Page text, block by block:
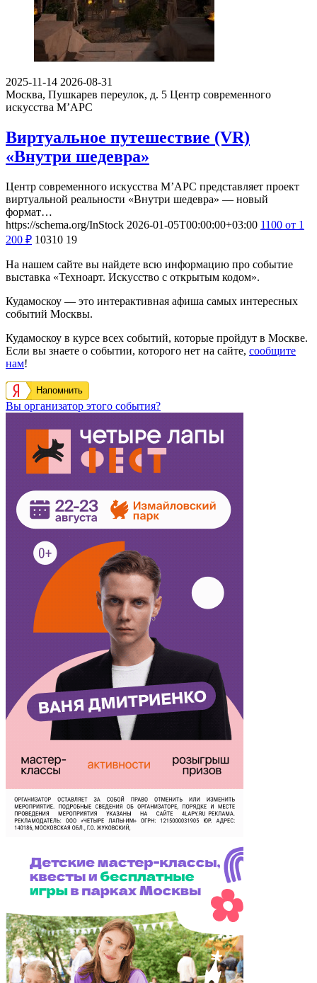
2025-11-14 2026-08-31
Москва, Пушкарев переулок, д. 5 Центр современного
искусства М’АРС
Виртуальное путешествие (VR)
«Внутри шедевра»
Центр современного искусства М’АРС представляет проект
виртуальной реальности «Внутри шедевра» — новый
формат…
https://schema.org/InStock 2026-01-05T00:00:00+03:00 1100 от 1
200 ₽ 10310 19
На нашем сайте вы найдете всю информацию про событие
выставка «Техноарт. Искусство с открытым кодом».
Кудамоскоу — это интерактивная афиша самых интересных
событий Москвы.
Кудамоскоу в курсе всех событий, которые пройдут в Москве.
Если вы знаете о событии, которого нет на сайте, сообщите
нам!
Напомнить
Вы организатор этого события?